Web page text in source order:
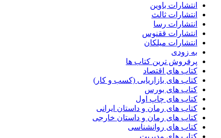
انتشارات باوین
انتشارات ثالث
انتشارات رسا
انتشارات ققنوس
انتشارات میلکان
به زودی
پرفروش ترین کتاب ها
کتاب های اقتصاد
کتاب های بازاریابی (کسب و کار)
کتاب های بورس
کتاب های چاپ اول
کتاب های رمان و داستان ایرانی
کتاب های رمان و داستان خارجی
کتاب های روانشناسی
کتاب های مدیریت